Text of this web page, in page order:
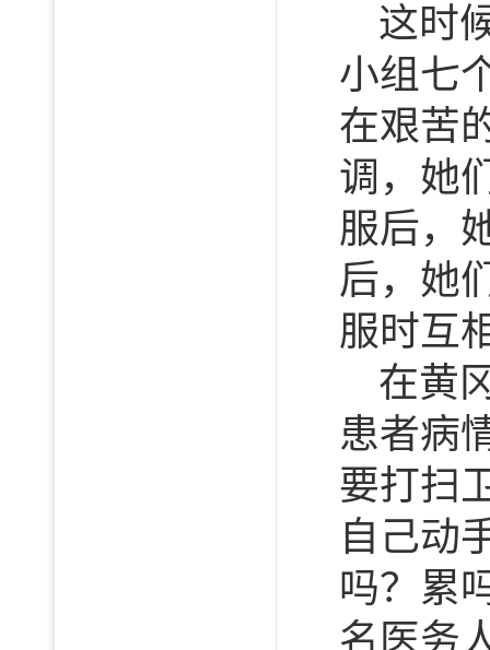
这时
小组七
在艰苦
调，她
服后，
后，她
服时互
在黄
患者病
要打扫
自己动
吗？累
名医务